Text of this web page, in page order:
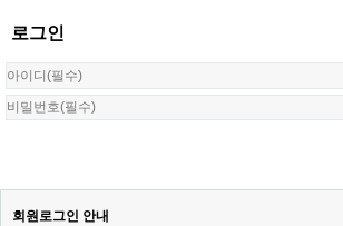
로그인
회원로그인 안내